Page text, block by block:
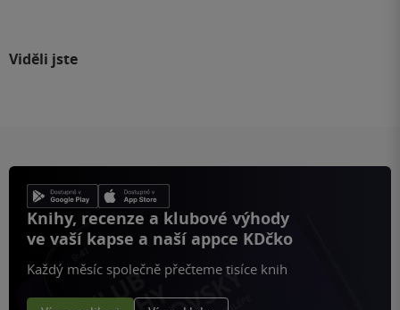
Viděli jste
Knihy, recenze a klubové výhody
ve vaší kapse a naší appce KDčko
Každý měsíc společně přečteme tisíce knih